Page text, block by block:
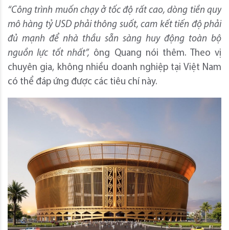
“Công trình muốn chạy ở tốc độ rất cao, dòng tiền quy
mô hàng tỷ USD phải thông suốt, cam kết tiến độ phải
đủ mạnh để nhà thầu sẵn sàng huy động toàn bộ
nguồn lực tốt nhất”, ông Quang nói thêm. Theo vị
chuyên gia, không nhiều doanh nghiệp tại Việt Nam
có thể đáp ứng được các tiêu chí này.